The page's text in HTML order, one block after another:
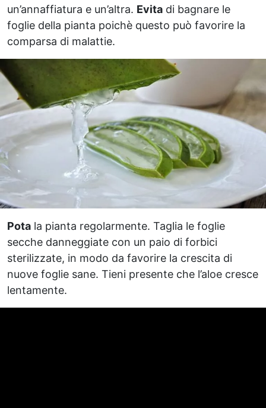
un’annaffiatura e un’altra. Evita di bagnare le
foglie della pianta poichè questo può favorire la
comparsa di malattie.
Pota la pianta regolarmente. Taglia le foglie
secche danneggiate con un paio di forbici
sterilizzate, in modo da favorire la crescita di
nuove foglie sane. Tieni presente che l’aloe cresce
lentamente.